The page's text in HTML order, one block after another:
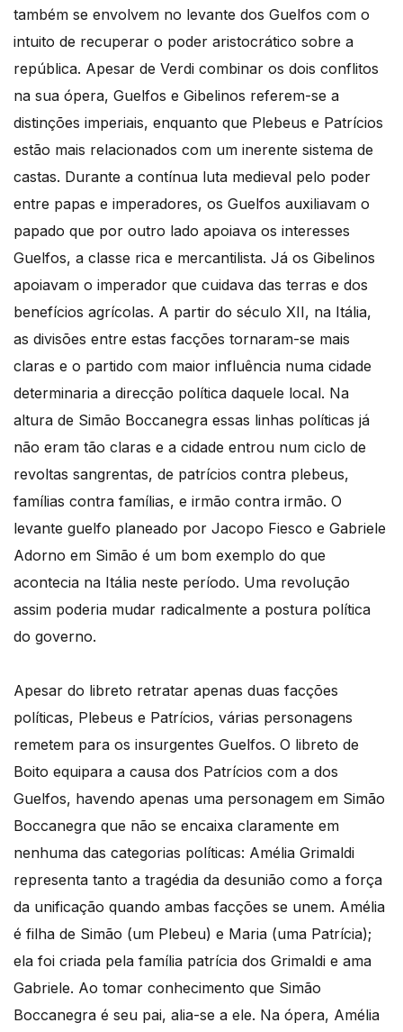
também se envolvem no levante dos Guelfos com o
intuito de recuperar o poder aristocrático sobre a
república. Apesar de Verdi combinar os dois conflitos
na sua ópera, Guelfos e Gibelinos referem-se a
distinções imperiais, enquanto que Plebeus e Patrícios
estão mais relacionados com um inerente sistema de
castas. Durante a contínua luta medieval pelo poder
entre papas e imperadores, os Guelfos auxiliavam o
papado que por outro lado apoiava os interesses
Guelfos, a classe rica e mercantilista. Já os Gibelinos
apoiavam o imperador que cuidava das terras e dos
benefícios agrícolas. A partir do século XII, na Itália,
as divisões entre estas facções tornaram-se mais
claras e o partido com maior influência numa cidade
determinaria a direcção política daquele local. Na
altura de Simão Boccanegra essas linhas políticas já
não eram tão claras e a cidade entrou num ciclo de
revoltas sangrentas, de patrícios contra plebeus,
famílias contra famílias, e irmão contra irmão. O
levante guelfo planeado por Jacopo Fiesco e Gabriele
Adorno em Simão é um bom exemplo do que
acontecia na Itália neste período. Uma revolução
assim poderia mudar radicalmente a postura política
do governo.
Apesar do libreto retratar apenas duas facções
políticas, Plebeus e Patrícios, várias personagens
remetem para os insurgentes Guelfos. O libreto de
Boito equipara a causa dos Patrícios com a dos
Guelfos, havendo apenas uma personagem em Simão
Boccanegra que não se encaixa claramente em
nenhuma das categorias políticas: Amélia Grimaldi
representa tanto a tragédia da desunião como a força
da unificação quando ambas facções se unem. Amélia
é filha de Simão (um Plebeu) e Maria (uma Patrícia);
ela foi criada pela família patrícia dos Grimaldi e ama
Gabriele. Ao tomar conhecimento que Simão
Boccanegra é seu pai, alia-se a ele. Na ópera, Amélia